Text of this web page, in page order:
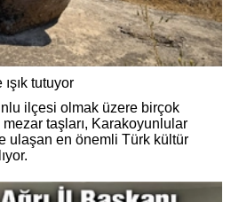
ışık tutuyor
ilçesi olmak üzere birçok
taşları, Karakoyunlular
ulaşan en önemli Türk kültür